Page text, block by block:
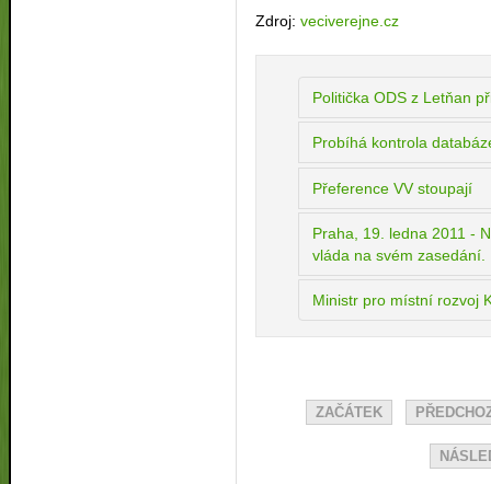
Zdroj:veciverejne.cz
Politička ODS z Letňan
Probíhá kontrola
Přeference VV stoupají
Praha, 19. ledna 2011 -
vláda na svém zasedání.
Ministr pro místní rozvoj
ZAČÁTEK